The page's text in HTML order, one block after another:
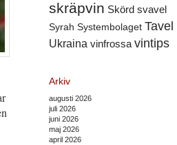
skräpvin Skörd svavel
Syrah Systembolaget Tavel
Ukraina vinfrossa vintips
Arkiv
augusti 2026
juli 2026
juni 2026
maj 2026
april 2026